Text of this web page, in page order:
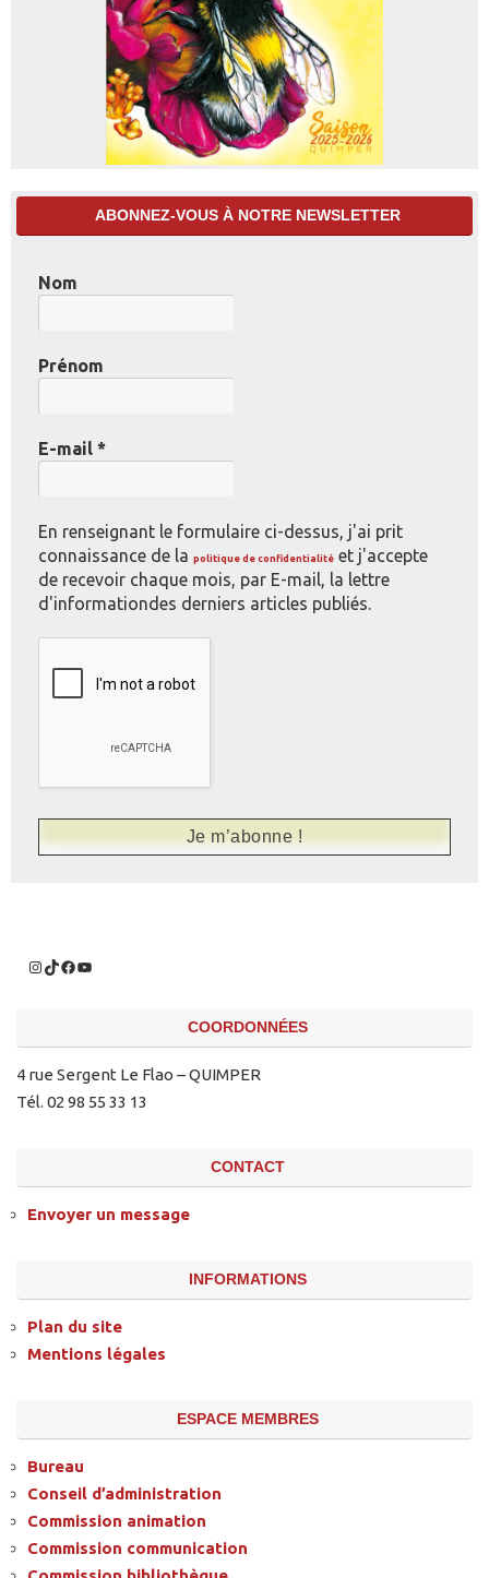
ABONNEZ-VOUS À NOTRE NEWSLETTER
Nom
Prénom
E-mail *
En renseignant le formulaire ci-dessus, j'ai prit
connaissance de la politique de confidentialité et j'accepte
de recevoir chaque mois, par E-mail, la lettre
d'informationdes derniers articles publiés.
COORDONNÉES
4 rue Sergent Le Flao – QUIMPER
Tél. 02 98 55 33 13
CONTACT
Envoyer un message
INFORMATIONS
Plan du site
Mentions légales
ESPACE MEMBRES
Bureau
Conseil d’administration
Commission animation
Commission communication